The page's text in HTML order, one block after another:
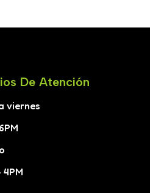
De Atención
viernes
4PM